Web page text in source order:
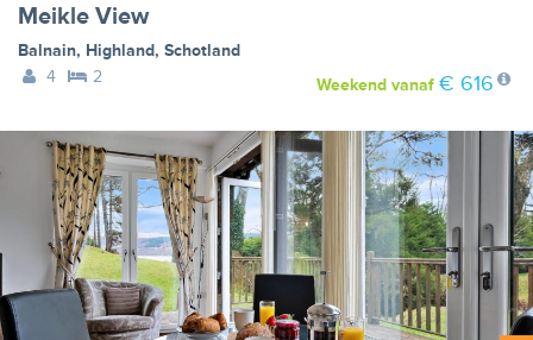
Meikle View
Balnain, Highland, Schotland
4
2 Weekendvanaf € 616